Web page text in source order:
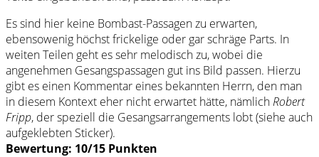
Es sind hier keine Bombast-Passagen zu erwarten,
ebensowenig höchst frickelige oder gar schräge Parts. In
weiten Teilen geht es sehr melodisch zu, wobei die
angenehmen Gesangspassagen gut ins Bild passen. Hierzu
gibt es einen Kommentar eines bekannten Herrn, den man
in diesem Kontext eher nicht erwartet hätte, nämlichRobert
Fripp, der speziell die Gesangsarrangements lobt (siehe auch
aufgeklebten Sticker).
Bewertung: 10/15 Punkten